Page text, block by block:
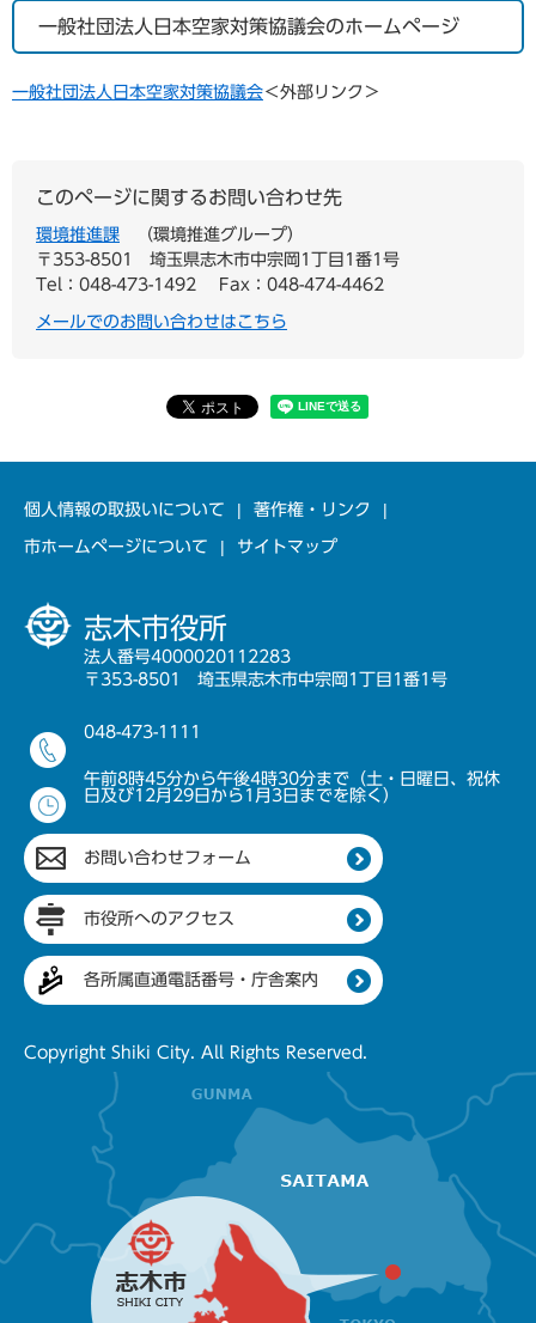
一般社団法人日本空家対策協議会のホームページ
一般社団法人​日本空家対策協議会​＜外部リンク＞
このページに関するお問い合わせ先
環境推進課
環境推進グループ
〒353-8501
埼玉県志木市中宗岡1丁目1番1号
Tel：048-473-1492
Fax：048-474-4462
メールでのお問い合わせはこちら
個人情報の取扱いについて 著作権・リンク
市ホームページについて サイトマップ
志木市役所
法人番号4000020112283
〒353-8501 埼玉県志木市中宗岡1丁目1番1号
048-473-1111
午前8時45分から午後4時30分まで（土・日曜日、祝休
日及び12月29日から1月3日までを除く）
お問い合わせフォーム
市役所へのアクセス
各所属直通電話番号・庁舎案内
Copyright Shiki City. All Rights Reserved.